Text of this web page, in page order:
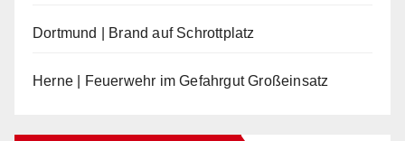
Dortmund | Brand auf Schrottplatz
Herne | Feuerwehr im Gefahrgut Großeinsatz